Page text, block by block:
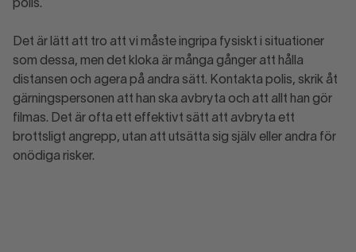
polis.
Det är lätt att tro att vi måste ingripa fysiskt i situationer
som dessa, men det kloka är många gånger att hålla
distansen och agera på andra sätt. Kontakta polis, skrik åt
gärningspersonen att han ska avbryta och att allt han gör
filmas. Det är ofta ett effektivt sätt att avbryta ett
brottsligt angrepp, utan att utsätta sig själv eller andra för
onödiga risker.